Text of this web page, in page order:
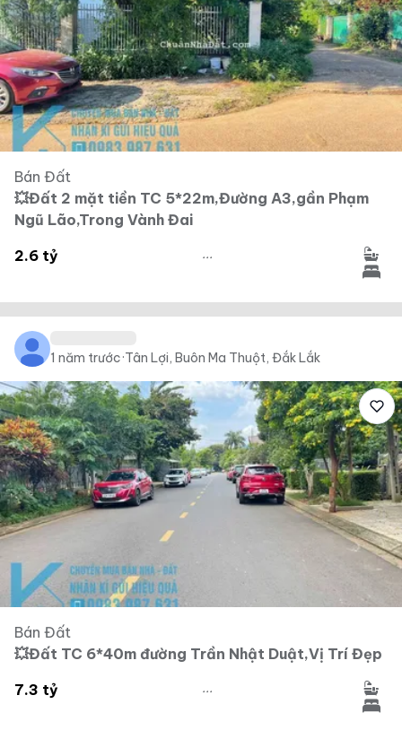
Bán Đất
💥Đất 2 mặt tiền TC 5*22m,Đường A3,gần Phạm
Ngũ Lão,Trong Vành Đai
2.6 tỷ
...
1 năm trước·Tân Lợi, Buôn Ma Thuột, Đắk Lắk
Bán Đất
💥Đất TC 6*40m đường Trần Nhật Duật,Vị Trí Đẹp
7.3 tỷ
...